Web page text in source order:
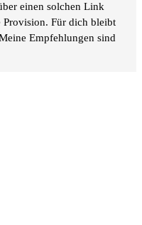
einen solchen Link
Provision. Für dich bleibt
Empfehlungen sind